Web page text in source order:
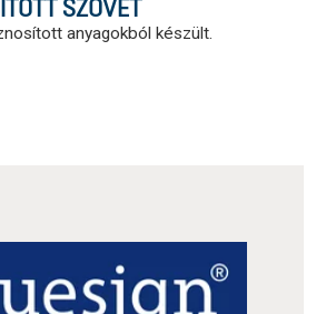
SZÖVET
anyagokból készült.